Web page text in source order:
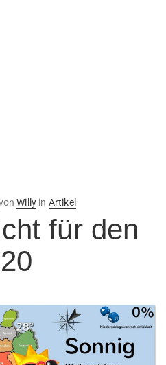
Willy in Artikel
für den